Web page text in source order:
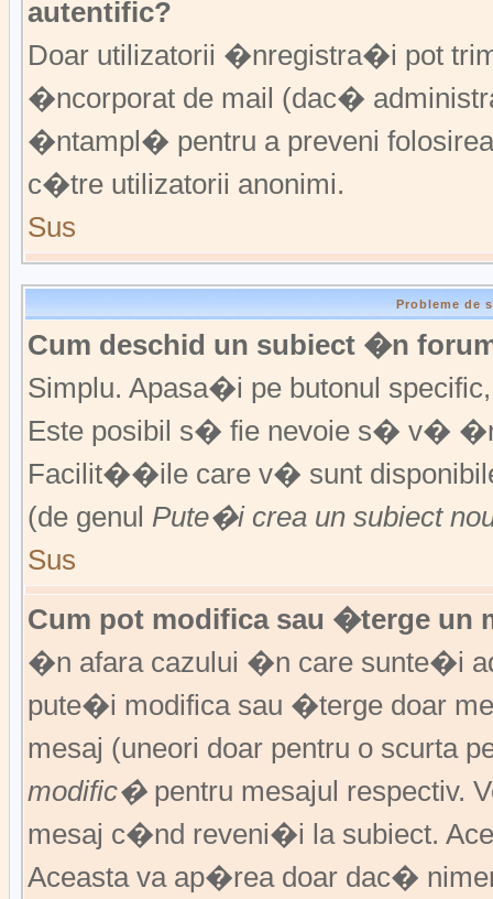
autentific?
Doar utilizatorii �nregistra�i pot
�ncorporat de mail (dac�
�ntampl� pentru a preveni
c�tre utilizatorii anonimi.
Sus
Probleme de
Cum deschid un subiect �n
Simplu. Apasa�i pe butonul
Este posibil s� fie nevoie s� v�
Facilit��ile care v� sunt
(de genul Pute�i crea un subiect
Sus
Cum pot modifica sau �terge un
�n afara cazului �n care sunte�i
pute�i modifica sau �terge doar
mesaj (uneori doar pentru o
modific�pentru mesajul respectiv.
mesaj c�nd reveni�i la subiect.
Aceasta va ap�rea doar dac�